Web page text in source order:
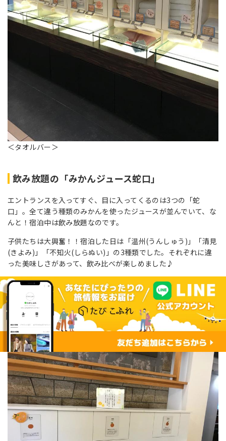
＜タオルバー＞
飲み放題の「みかんジュース蛇口」
エントランスを入ってすぐ、目に入ってくるのは3つの「蛇
口」。全て違う種類のみかんを使ったジュースが並んでいて、な
んと！宿泊中は飲み放題なのです。
子供たちは大興奮！！宿泊した日は「温州(うんしゅう)」「清見
(きよみ)」「不知火(しらぬい)」の3種類でした。それぞれに違
った美味しさがあって、飲み比べが楽しめました♪